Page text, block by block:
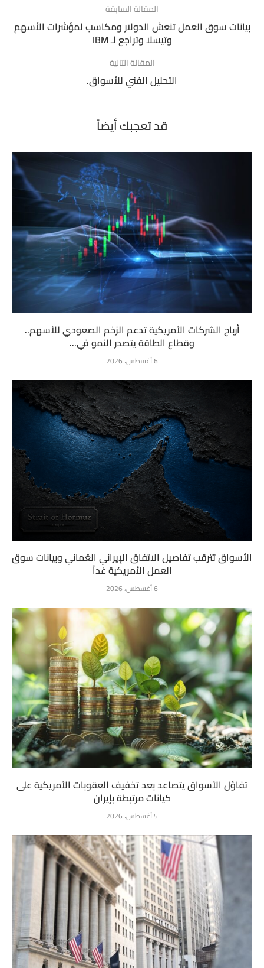
المقالة السابقة
بيانات سوق العمل تنعش الدولار ومكاسب لمؤشرات الأسهم
وتيسلا وتراجع لـ IBM
المقالة التالية
التحليل الفني للأسواق.
قد تعجبك أيضاً
أرباح الشركات الأمريكية تدعم الزخم الصعودي للأسهم..
وقطاع الطاقة يتصدر النمو في...
6 أغسطس، 2026
الأسواق تترقب تفاصيل الاتفاق الإيراني العُماني وبيانات سوق
العمل الأمريكية غداً
6 أغسطس، 2026
تفاؤل الأسواق يتصاعد بعد تخفيف العقوبات الأمريكية على
كيانات مرتبطة بإيران
5 أغسطس، 2026